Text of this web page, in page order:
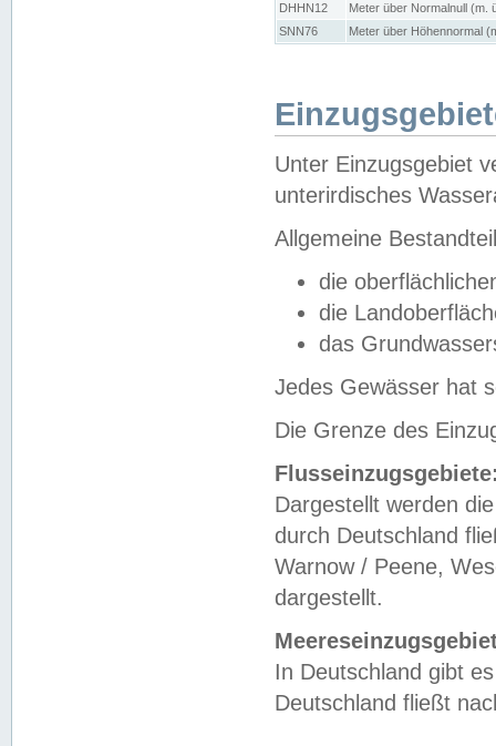
DHHN12
Meter über Normalnull (m.
SNN76
Meter über Höhennormal
Unter Einzugsgebiet
unterirdisches
Allgemeine
die
die
das
Jedes Gewässer hat
Die Grenze des
Dargestellt werden
durch Deutschland
Warnow / Peene,
dargestellt.
In Deutschland gibt
Deutschland fließt